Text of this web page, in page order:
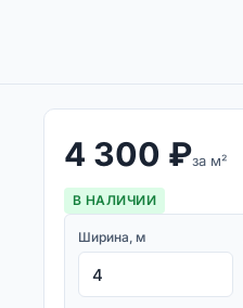
4 300 ₽за м²
В НАЛИЧИИ
Ширина, м